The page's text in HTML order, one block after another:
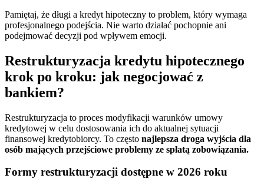
Pamiętaj, że długi a kredyt hipoteczny to problem, który wymaga
profesjonalnego podejścia. Nie warto działać pochopnie ani
podejmować decyzji pod wpływem emocji.
Restrukturyzacja kredytu hipotecznego
krok po kroku: jak negocjować z
bankiem?
Restrukturyzacja to proces modyfikacji warunków umowy
kredytowej w celu dostosowania ich do aktualnej sytuacji
finansowej kredytobiorcy. To często najlepsza droga wyjścia dla
osób mających przejściowe problemy ze spłatą zobowiązania.
Formy restrukturyzacji dostępne w 2026 roku